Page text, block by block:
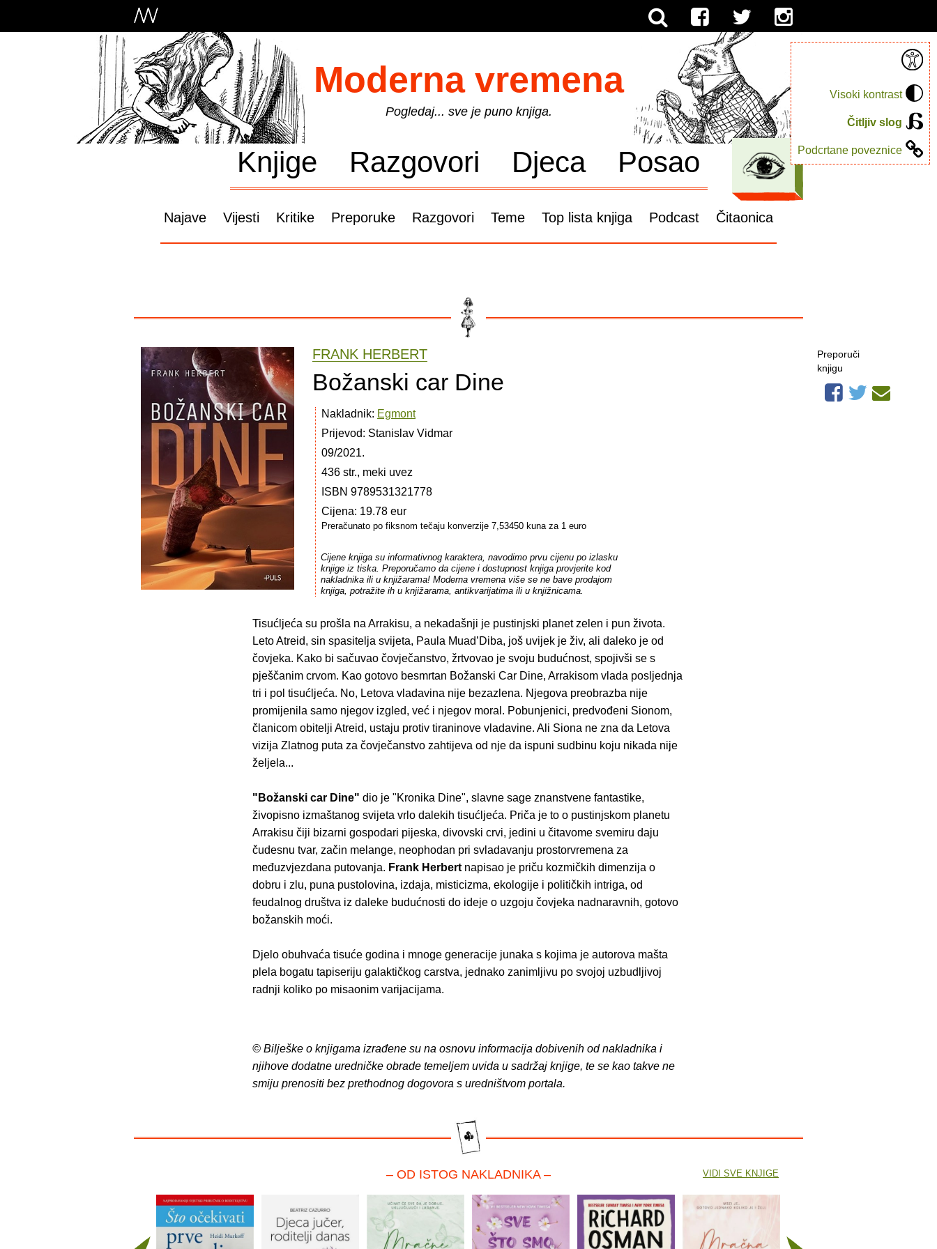
Visoki kontrast
Čitljiv slog
Podcrtane poveznice
Moderna vremena
Pogledaj... sve je puno knjiga.
Knjige Razgovori Djeca Posao
Najave Vijesti Kritike Preporuke Razgovori Teme Top lista knjiga Podcast Čitaonica
FRANK HERBERT
Božanski car Dine
Nakladnik: Egmont
Prijevod: Stanislav Vidmar
09/2021.
436 str., meki uvez
ISBN 9789531321778
Cijena: 19.78 eur
Preračunato po fiksnom tečaju konverzije 7,53450 kuna za 1 euro
Cijene knjiga su informativnog karaktera, navodimo prvu cijenu po izlasku
knjige iz tiska. Preporučamo da cijene i dostupnost knjiga provjerite kod
nakladnika ili u knjižarama! Moderna vremena više se ne bave prodajom
knjiga, potražite ih u knjižarama, antikvarijatima ili u knjižnicama.
Tisućljeća su prošla na Arrakisu, a nekadašnji je pustinjski planet zelen i pun života.
Leto Atreid, sin spasitelja svijeta, Paula Muad’Diba, još uvijek je živ, ali daleko je od
čovjeka. Kako bi sačuvao čovječanstvo, žrtvovao je svoju budućnost, spojivši se s
pješčanim crvom. Kao gotovo besmrtan Božanski Car Dine, Arrakisom vlada posljednja
tri i pol tisućljeća. No, Letova vladavina nije bezazlena. Njegova preobrazba nije
promijenila samo njegov izgled, već i njegov moral. Pobunjenici, predvođeni Sionom,
članicom obitelji Atreid, ustaju protiv tiraninove vladavine. Ali Siona ne zna da Letova
vizija Zlatnog puta za čovječanstvo zahtijeva od nje da ispuni sudbinu koju nikada nije
željela...
"Božanski car Dine" dio je "Kronika Dine", slavne sage znanstvene fantastike,
živopisno izmaštanog svijeta vrlo dalekih tisućljeća. Priča je to o pustinjskom planetu
Arrakisu čiji bizarni gospodari pijeska, divovski crvi, jedini u čitavome svemiru daju
čudesnu tvar, začin melange, neophodan pri svladavanju prostorvremena za
međuzvjezdana putovanja. Frank Herbert napisao je priču kozmičkih dimenzija o
dobru i zlu, puna pustolovina, izdaja, misticizma, ekologije i političkih intriga, od
feudalnog društva iz daleke budućnosti do ideje o uzgoju čovjeka nadnaravnih, gotovo
božanskih moći.
Djelo obuhvaća tisuće godina i mnoge generacije junaka s kojima je autorova mašta
plela bogatu tapiseriju galaktičkog carstva, jednako zanimljivu po svojoj uzbudljivoj
radnji koliko po misaonim varijacijama.
© Bilješke o knjigama izrađene su na osnovu informacija dobivenih od nakladnika i
njihove dodatne uredničke obrade temeljem uvida u sadržaj knjige, te se kao takve ne
smiju prenositi bez prethodnog dogovora s uredništvom portala.
Preporuči
knjigu
– OD ISTOG NAKLADNIKA – VIDI SVE KNJIGE